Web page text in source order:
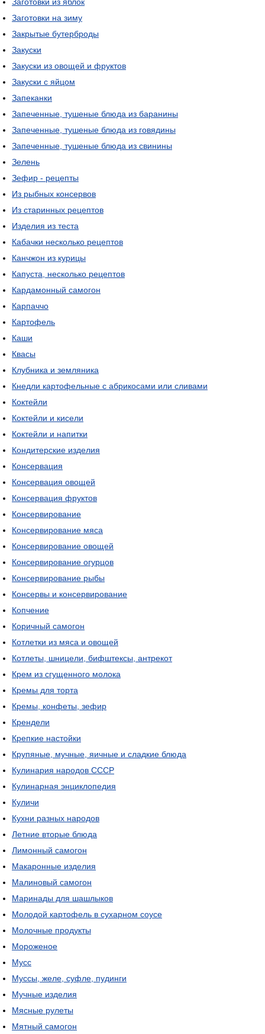
Заготовки на зиму
Закрытые бутерброды
Закуски
Закуски из овощей и фруктов
Закуски с яйцом
Запеканки
Запеченные, тушеные блюда из баранины
Запеченные, тушеные блюда из говядины
Запеченные, тушеные блюда из свинины
Зелень
Зефир - рецепты
Из рыбных консервов
Из старинных рецептов
Изделия из теста
Кабачки несколько рецептов
Канчжон из курицы
Капуста, несколько рецептов
Кардамонный самогон
Карпаччо
Картофель
Каши
Квасы
Клубника и земляника
Кнедли картофельные с абрикосами или сливами
Коктейли
Коктейли и кисели
Коктейли и напитки
Кондитерские изделия
Консервация
Консервация овощей
Консервация фруктов
Консервирование
Консервирование мяса
Консервирование овощей
Консервирование огурцов
Консервирование рыбы
Консервы и консервирование
Копчение
Коричный самогон
Котлетки из мяса и овощей
Котлеты, шницели, бифштексы, антрекот
Крем из сгущенного молока
Кремы для торта
Кремы, конфеты, зефир
Крендели
Крепкие настойки
Крупяные, мучные, яичные и сладкие блюда
Кулинария народов СССР
Кулинарная энциклопедия
Куличи
Кухни разных народов
Летние вторые блюда
Лимонный самогон
Макаронные изделия
Малиновый самогон
Маринады для шашлыков
Молодой картофель в сухарном соусе
Молочные продукты
Мороженое
Мусс
Муссы, желе, суфле, пудинги
Мучные изделия
Мясные рулеты
Мятный самогон